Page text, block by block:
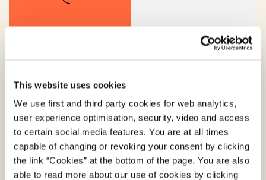
This website uses cookies
We use first and third party cookies for web analytics,
user experience optimisation, security, video and access
to certain social media features. You are at all times
capable of changing or revoking your consent by clicking
the link “Cookies” at the bottom of the page. You are also
able to read more about our use of cookies by clicking